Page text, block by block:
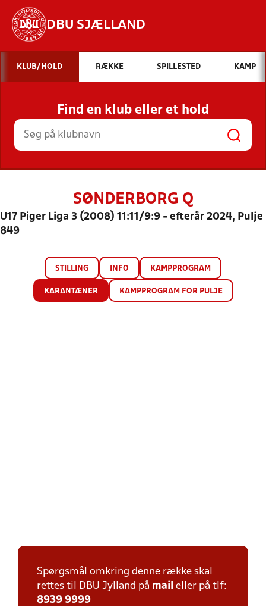
DBU SJÆLLAND
Hvad vil du søge efter?
INDHOLD OG NYHEDER
STILLINGER, RESULTATER, KLUBBER OG
HOLD
KLUB/HOLD RÆKKE SPILLESTED KAMP
Find en klub eller et hold
SØNDERBORG Q
U17 Piger Liga 3 (2008) 11:11/9:9 - efterår 2024, Pulje
849
STILLING INFO KAMPPROGRAM
KARANTÆNER KAMPPROGRAM FOR PULJE
Spørgsmål omkring denne række skal
rettes til DBU Jylland på mail eller på tlf:
8939 9999